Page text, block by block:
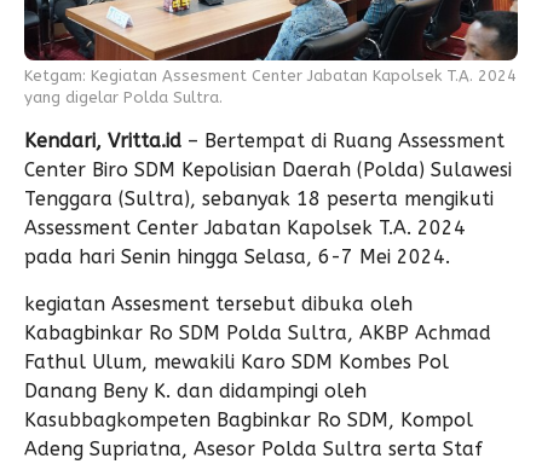
Ketgam: Kegiatan Assesment Center Jabatan Kapolsek T.A. 2024
yang digelar Polda Sultra.
Kendari, Vritta.id – Bertempat di Ruang Assessment
Center Biro SDM Kepolisian Daerah (Polda) Sulawesi
Tenggara (Sultra), sebanyak 18 peserta mengikuti
Assessment Center Jabatan Kapolsek T.A. 2024
pada hari Senin hingga Selasa, 6-7 Mei 2024.
kegiatan Assesment tersebut dibuka oleh
Kabagbinkar Ro SDM Polda Sultra, AKBP Achmad
Fathul Ulum, mewakili Karo SDM Kombes Pol
Danang Beny K. dan didampingi oleh
Kasubbagkompeten Bagbinkar Ro SDM, Kompol
Adeng Supriatna, Asesor Polda Sultra serta Staf